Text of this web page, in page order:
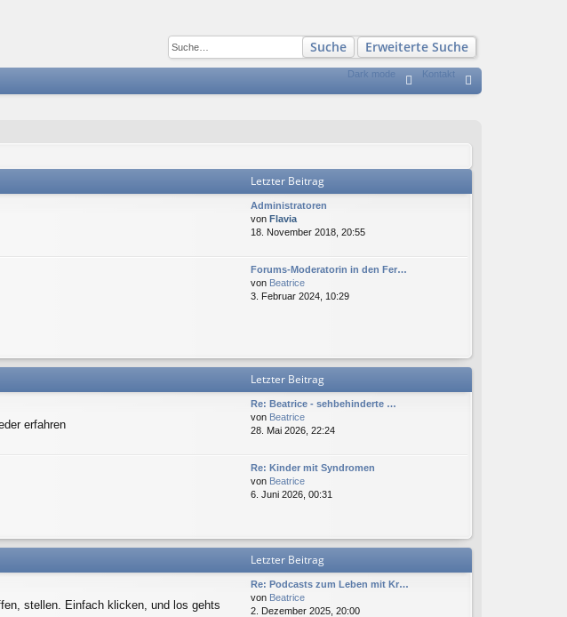
Suche Erweiterte Suche
S
Dark mode Kontakt
Letzter Beitrag
Administratoren
von Flavia
e
e
s
t
e
r
a
g
18. November 2018, 20:55
Forums-Moderatorin in den Fer…
von Beatrice
e
e
e
a
g
3. Februar 2024, 10:29
Letzter Beitrag
erfahren
Re: Beatrice - sehbehinderte …
von Beatrice
e
e
s
e
i
t
r
a
28. Mai 2026, 22:24
Re: Kinder mit Syndromen
von Beatrice
e
t
e
r
B
6. Juni 2026, 00:31
Letzter Beitrag
stellen. Einfach klicken, und los gehts
Re: Podcasts zum Leben mit Kr…
von Beatrice
e
2. Dezember 2025, 20:00